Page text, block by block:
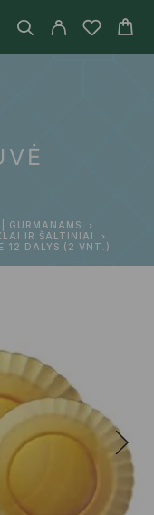
GURMANAMS
IR ŠALTINIAI
12 DALYS (2 VNT.)